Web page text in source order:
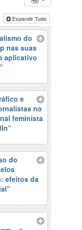
Expandir Tudo
do
nas suas
aplicativo
e
no
feminista
do
efeitos da